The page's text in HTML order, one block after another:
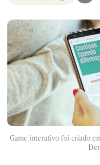
Game interativo foi criado